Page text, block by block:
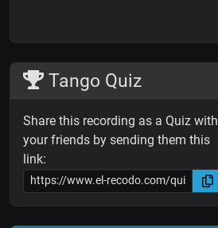
Tango Quiz
Share this recording as a Quiz with
your friends by sending them this
link: